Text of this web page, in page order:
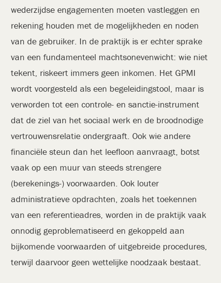
wederzijdse engagementen moeten vastleggen en
rekening houden met de mogelijkheden en noden
van de gebruiker. In de praktijk is er echter sprake
van een fundamenteel machtsonevenwicht: wie niet
tekent, riskeert immers geen inkomen. Het GPMI
wordt voorgesteld als een begeleidingstool, maar is
verworden tot een controle- en sanctie-instrument
dat de ziel van het sociaal werk en de broodnodige
vertrouwensrelatie ondergraaft. Ook wie andere
financiële steun dan het leefloon aanvraagt, botst
vaak op een muur van steeds strengere
(berekenings-) voorwaarden. Ook louter
administratieve opdrachten, zoals het toekennen
van een referentieadres, worden in de praktijk vaak
onnodig geproblematiseerd en gekoppeld aan
bijkomende voorwaarden of uitgebreide procedures,
terwijl daarvoor geen wettelijke noodzaak bestaat.